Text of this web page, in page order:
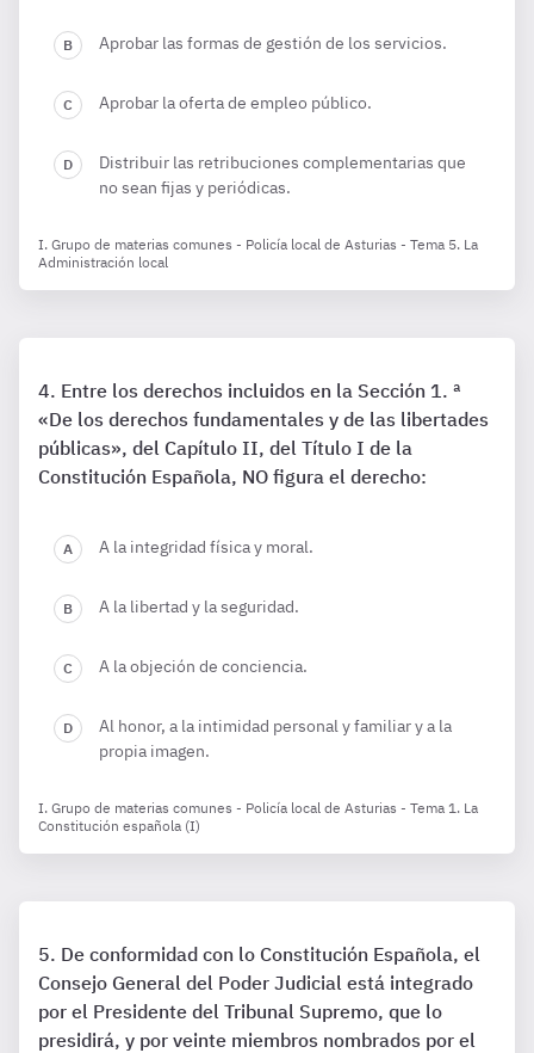
Aprobar las formas de gestión de los servicios.
Aprobar la oferta de empleo público.
Distribuir las retribuciones complementarias que
no sean fijas y periódicas.
I. Grupo de materias comunes - Policía local de Asturias - Tema 5. La
Administración local
Entre los derechos incluidos en la Sección 1. ª
«De los derechos fundamentales y de las libertades
públicas», del Capítulo II, del Título I de la
Constitución Española, NO figura el derecho:
A la integridad física y moral.
A la libertad y la seguridad.
A la objeción de conciencia.
Al honor, a la intimidad personal y familiar y a la
propia imagen.
I. Grupo de materias comunes - Policía local de Asturias - Tema 1. La
Constitución española (I)
De conformidad con lo Constitución Española, el
Consejo General del Poder Judicial está integrado
por el Presidente del Tribunal Supremo, que lo
presidirá, y por veinte miembros nombrados por el